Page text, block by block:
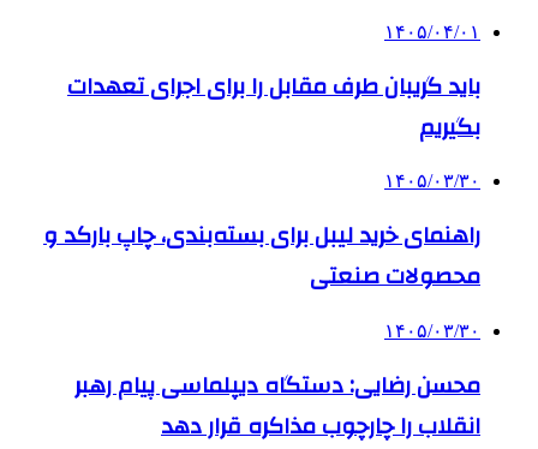
۱۴۰۵/۰۴/۰۱
باید گریبان طرف مقابل را برای اجرای تعهدات
بگیریم
۱۴۰۵/۰۳/۳۰
راهنمای خرید لیبل برای بسته‌بندی، چاپ بارکد و
محصولات صنعتی
۱۴۰۵/۰۳/۳۰
محسن رضایی: دستگاه دیپلماسی پیام رهبر
انقلاب را چارچوب مذاکره قرار دهد